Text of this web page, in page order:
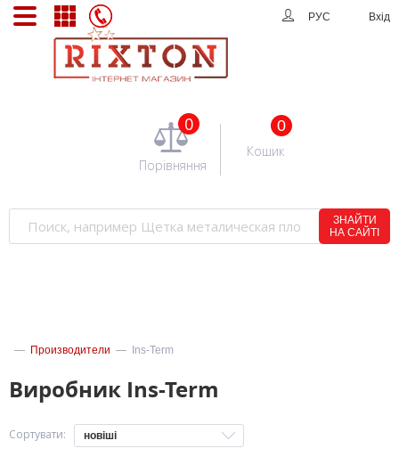
РУС Вхід
0
Порівняння
0
Кошик
ЗНАЙТИ
НА САЙТІ
— Производители — Ins-Term
Виробник Ins-Term
Сортувати: новіші